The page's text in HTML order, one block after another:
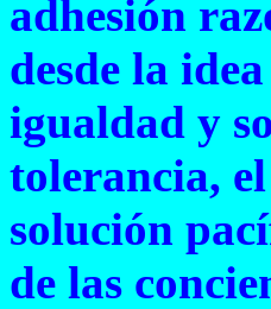
adhesión
desde la
igualdad y
tolerancia,
solución
de las